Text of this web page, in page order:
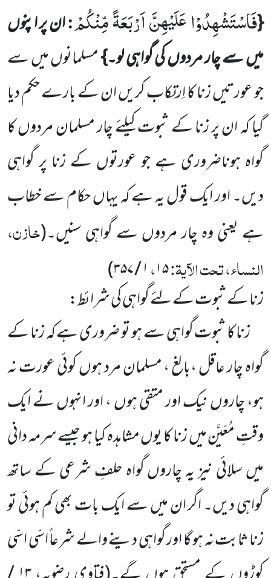
{فَاسْتَشْهِدُوْاعَلَیْهِنَّاَرْبَعَةًمِّنْكُمْ:ان پر اپنوں
میں سے چار مردوں کی گواہی لو۔}مسلمانوں میں سے
جو عورتیں زنا کا اِرتِکاب کریں ان کے بارے حکم دیا
گیا کہ ان پر زنا کے ثبوت کیلئے چار مسلمان مردوں کا
گواہ ہوناضروری ہے جو عورتوں کے زنا پرگواہی
دیں۔ اور ایک قول یہ ہے کہ یہاں حکام سے خطاب
ہے یعنی وہ چار مردوں سے گواہی سنیں۔(خازن،
النساء، تحت الآیۃ:۱۵،۱ / ۳۵۷
)
زنا کے ثبوت کے لئے گواہی کی شرائط:
زنا کا ثبوت گواہی سے ہو تو ضروری ہے کہ زنا کے
گواہ چار عاقل ،بالغ ، مسلمان مرد ہوں کوئی عورت نہ
ہو، چاروں نیک اور متقی ہوں ، اور انہوں نے ایک
وقتِ مُعَیَّن میں زنا کا یوں مشاہدہ کیا ہو جیسے سرمہ دانی
میں سلائی نیز یہ چاروں گواہ حلفِ شرعی کے ساتھ
گواہی دیں۔ اگر ان میں سے ایک بات بھی کم ہوئی تو
زنا ثابت نہ ہو گا اور گواہی دینے والے شرعاً اسّی اسّی